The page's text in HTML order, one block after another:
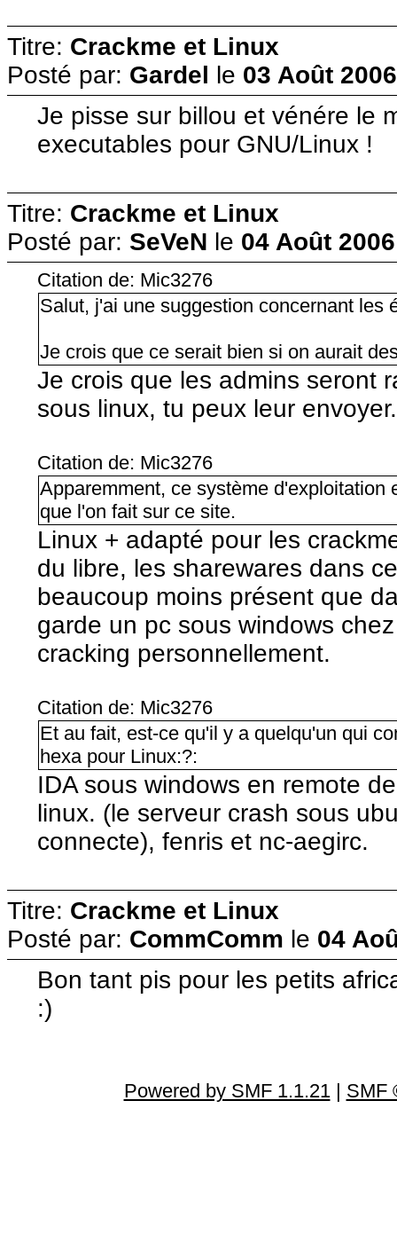
Titre: Crackme et Linux
Posté par: Gardel le 03 Août
Je pisse sur billou et vénére le
executables pour GNU/Linux !
Titre: Crackme et Linux
Posté par: SeVeN le 04 Août
Citation de: Mic3276
Salut, j'ai une suggestion concernant les
Je crois que ce serait bien si on aurait
Je crois que les admins seront
sous linux, tu peux leur envoyer.
Citation de: Mic3276
Apparemment, ce système
que l'on fait sur ce site.
Linux + adapté pour les
du libre, les sharewares dans
beaucoup moins présent que
garde un pc sous windows
cracking personnellement.
Citation de: Mic3276
Et au fait, est-ce qu'il y a quelqu'un qui
hexa pour Linux:?:
IDA sous windows en remote
linux. (le serveur crash sous
connecte), fenris et nc-aegirc.
Titre: Crackme et Linux
Posté par: CommComm le 04
Bon tant pis pour les petits
:)
Powered by SMF 1.1.21| SMF